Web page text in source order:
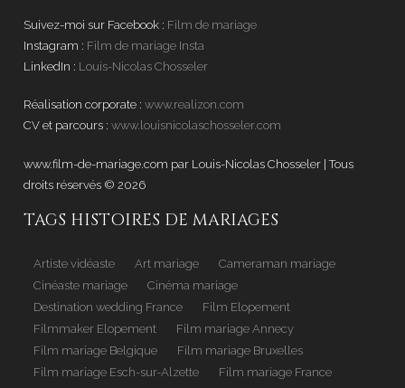
Suivez-moi sur Facebook : Film de mariage
Instagram : Film de mariage Insta
LinkedIn : Louis-Nicolas Chosseler
Réalisation corporate : www.realizon.com
CV et parcours : www.louisnicolaschosseler.com
www.film-de-mariage.com par Louis-Nicolas Chosseler | Tous
droits réservés © 2026
TAGS HISTOIRES DE MARIAGES
Artiste vidéaste Art mariage
Cameraman mariage
Cinéaste mariage
Cinéma mariage
Destination wedding France
Film Elopement
Filmmaker Elopement
Film mariage Annecy
Film mariage Belgique
Film mariage Bruxelles
Film mariage Esch-sur-Alzette
Film mariage France